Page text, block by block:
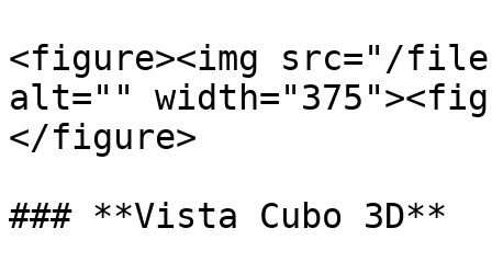
<figure><img src="/files/
alt=""
</figure>
### **Vista Cubo 3D**